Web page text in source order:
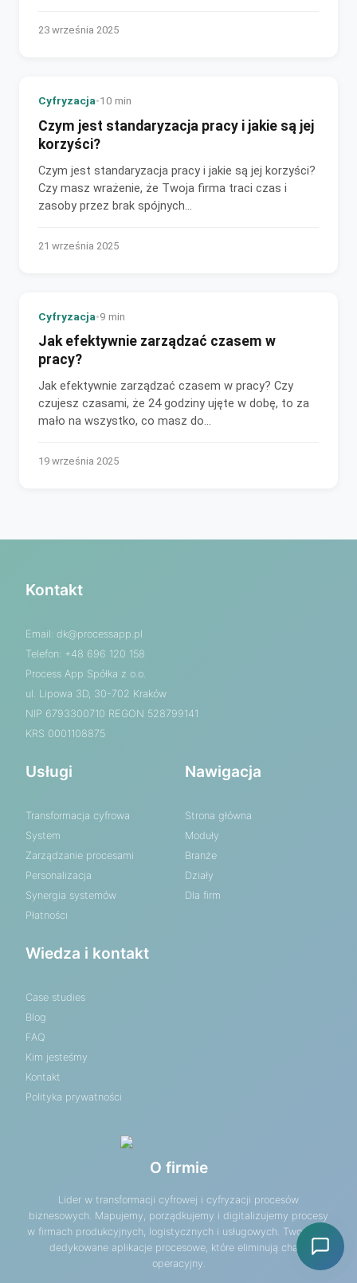
23 września 2025
Cyfryzacja•10 min
Czym jest standaryzacja pracy i jakie są jej
korzyści?
Czym jest standaryzacja pracy i jakie są jej korzyści?
Czy masz wrażenie, że Twoja firma traci czas i
zasoby przez brak spójnych...
21 września 2025
Cyfryzacja•9 min
Jak efektywnie zarządzać czasem w
pracy?
Jak efektywnie zarządzać czasem w pracy? Czy
czujesz czasami, że 24 godziny ujęte w dobę, to za
mało na wszystko, co masz do
19 września 2025
Kontakt
Email: dk@processapp.pl
Telefon: +48 696 120 158
Process App Spółka z o.o.
ul. Lipowa 3D, 30-702 Kraków
NIP 6793300710 REGON 528799141
KRS 0001108875
Usługi
Transformacja cyfrowa
System
Zarządzanie procesami
Personalizacja
Synergia systemów
Płatności
Nawigacja
Strona główna
Moduły
Branże
Działy
Dla firm
Wiedza i kontakt
Case studies
Blog
FAQ
Kim jesteśmy
Kontakt
Polityka prywatności
O firmie
Lider w transformacji cyfrowej i cyfryzacji procesów
biznesowych. Mapujemy, porządkujemy i digitalizujemy procesy
w firmach produkcyjnych, logistycznych i usługowych. Tworzymy
dedykowane aplikacje procesowe, które eliminują chaos
operacyjny.